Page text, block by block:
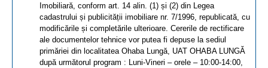
Imobiliară, conform art. 14 alin. (1) și (2) din Legea
cadastrului și publicității imobiliare nr. 7/1996, republicată, cu
modificările și completările ulterioare. Cererile de rectificare
ale documentelor tehnice vor putea fi depuse la sediul
primăriei din localitatea Ohaba Lungă, UAT OHABA LUNGĂ
după următorul program : Luni-Vineri – orele – 10:00-14:00,